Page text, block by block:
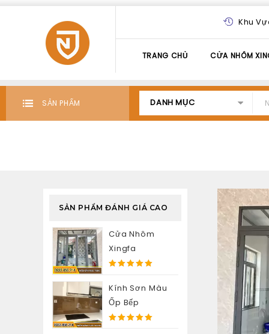
Khu
TRANG CHỦ CỬA NHÔM
SẢN PHẨM DANH MỤC
SẢN PHẨM ĐÁNH GIÁ CAO
Cửa Nhôm
Xingfa
5
Kính Sơn Màu
Ốp Bếp